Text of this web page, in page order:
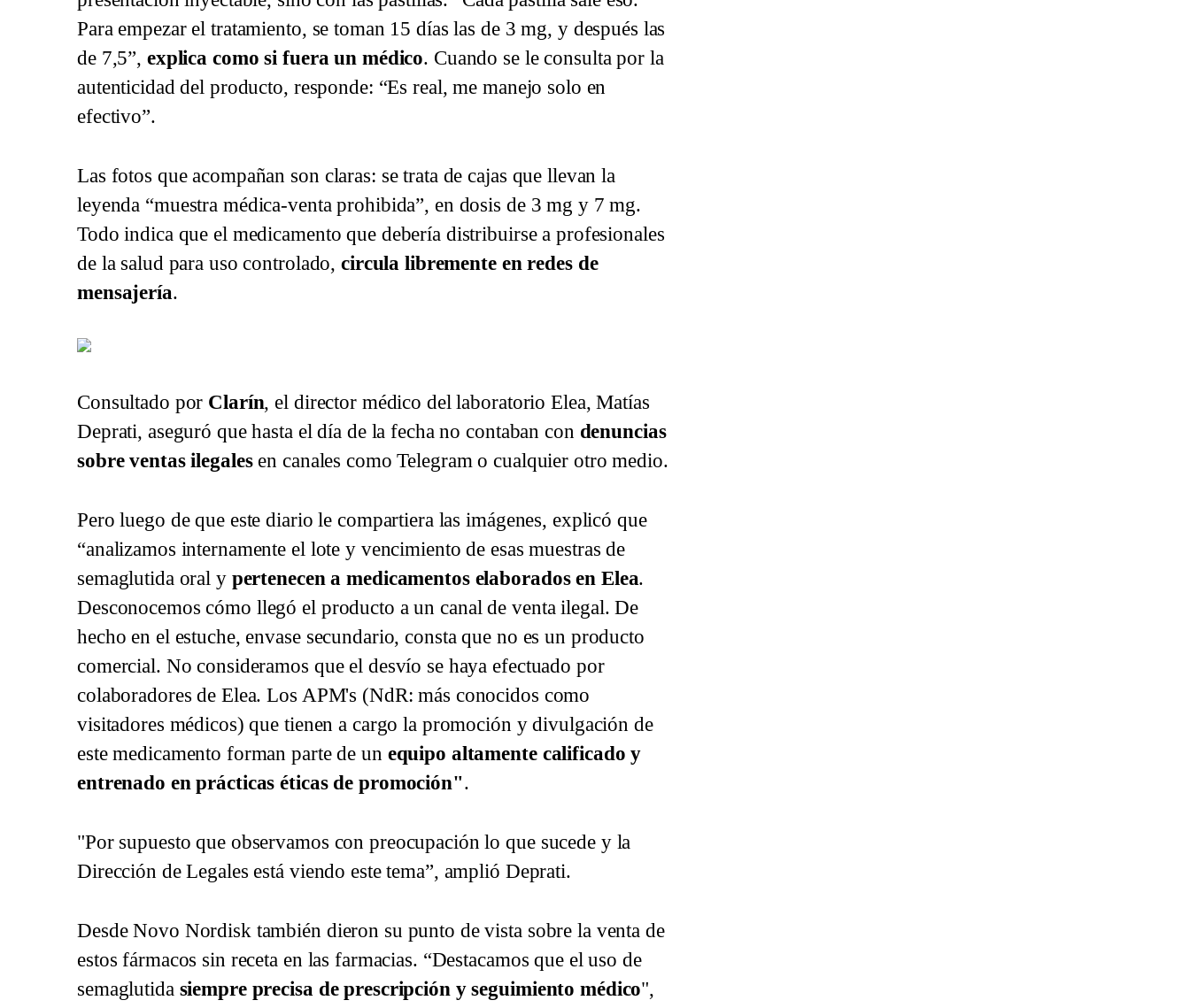
Para empezar el tratamiento, se toman 15 días las de 3 mg, y después las
de 7,5”, explica como si fuera un médico. Cuando se le consulta por la
autenticidad del producto, responde: “Es real, me manejo solo en
efectivo”.
Las fotos que acompañan son claras: se trata de cajas que llevan la
leyenda “muestra médica-venta prohibida”, en dosis de 3 mg y 7 mg.
Todo indica que el medicamento que debería distribuirse a profesionales
de la salud para uso controlado,circula libremente en redes de
mensajería.
Consultado por Clarín, el director médico del laboratorio Elea, Matías
Deprati, aseguró que hasta el día de la fecha no contaban con denuncias
sobre ventas ilegalesen canales como Telegram o cualquier otro medio.
Pero luego de que este diario le compartiera las imágenes, explicó que
“analizamos internamente el lote y vencimiento de esas muestras de
semaglutida oral y pertenecen a medicamentos elaborados en Elea.
Desconocemos cómo llegó el producto a un canal de venta ilegal. De
hecho en el estuche, envase secundario, consta que no es un producto
comercial. No consideramos que el desvío se haya efectuado por
colaboradores de Elea. Los APM's (NdR: más conocidos como
visitadores médicos) que tienen a cargo la promoción y divulgación de
este medicamento forman parte de un equipo altamente calificado y
entrenado en prácticas éticas de promoción".
"Por supuesto que observamos con preocupación lo que sucede y la
Dirección de Legales está viendo este tema”, amplió Deprati.
Desde Novo Nordisk también dieron su punto de vista sobre la venta de
estos fármacos sin receta en las farmacias. “Destacamos que el uso de
semaglutida siempre precisa de prescripción y seguimiento médico",